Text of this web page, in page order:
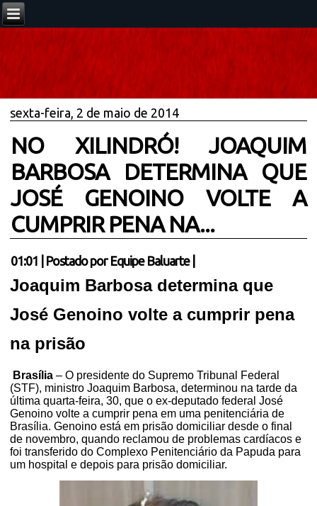
sexta-feira, 2 de maio de 2014
NO XILINDRÓ! JOAQUIM
BARBOSA DETERMINA QUE
JOSÉ GENOINO VOLTE A
CUMPRIR PENA NA...
01:01 Postado por Equipe Baluarte
Joaquim Barbosa determina que
José Genoino volte a cumprir pena
na prisão
Brasília – O presidente do Supremo Tribunal Federal
(STF), ministro Joaquim Barbosa, determinou na tarde da
última quarta-feira, 30, que o ex-deputado federal José
Genoino volte a cumprir pena em uma penitenciária de
Brasília. Genoino está em prisão domiciliar desde o final
de novembro, quando reclamou de problemas cardíacos e
foi transferido do Complexo Penitenciário da Papuda para
um hospital e depois para prisão domiciliar.